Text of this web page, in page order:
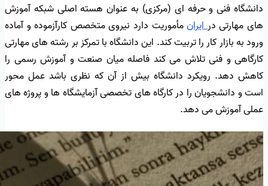
دانشگاه فنی و حرفه ای (مرکزی) به عنوان هسته اصلی شبکه آموزش
های مهارتی درایرانمأموریت دارد نیروی متخصص کارآزموده و آماده
ورود به بازار کار را تربیت کند. این دانشگاه با تمرکز بر رشته های مهارتی
کارگاهی و فنی تلاش می کند فاصله میان صنعت و آموزش رسمی را
کاهش دهد. رویکرد دانشگاه بیش از آن که نظری باشد عمل محور
است و دانشجویان را در کارگاه های تخصصی آزمایشگاه ها و پروژه های
عملی آموزش می دهد.